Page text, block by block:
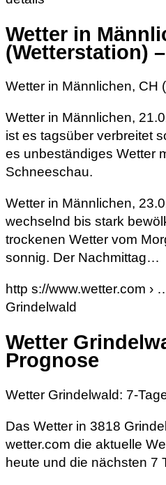
Wetter in
(Wetterstation)
Wetter in Männlichen, CH
Wetter in Männlichen,
ist es tagsüber verbreitet
es unbeständiges Wetter
Schneeschau.
Wetter in Männlichen,
wechselnd bis stark
trockenen Wetter vom
sonnig. Der Nachmittag…
http s://www.wetter.com ›
Grindelwald
Wetter
Prognose
Wetter Grindelwald: 7-
Das Wetter in 3818
wetter.com die aktuelle
heute und die nächsten 7